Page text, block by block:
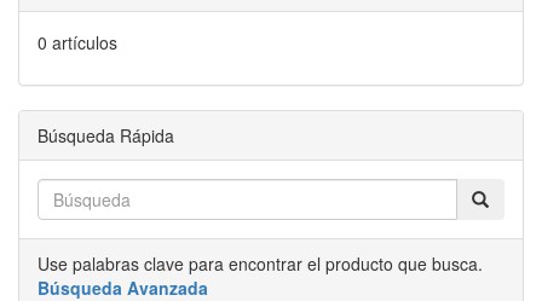
0 artículos
Búsqueda Rápida
Use palabras clave para encontrar el producto que busca.
Búsqueda Avanzada